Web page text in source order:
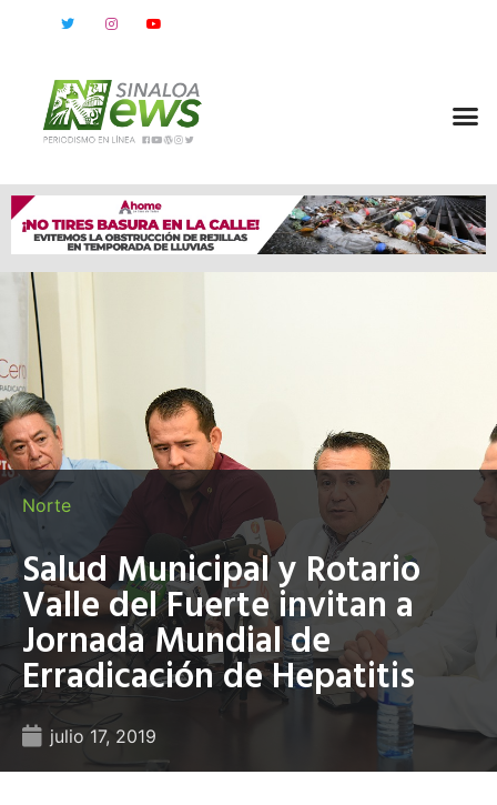
Norte
Salud Municipal y Rotario
Valle del Fuerte invitan a
Jornada Mundial de
Erradicación de Hepatitis
julio 17, 2019